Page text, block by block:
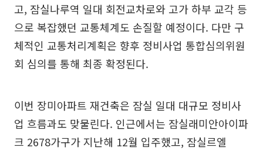
고, 잠실나루역 일대 회전교차로와 고가 하부 교각 등
으로 복잡했던 교통체계도 손질할 예정이다. 다만 구
체적인 교통처리계획은 향후 정비사업 통합심의위원
회 심의를 통해 최종 확정된다.
이번 장미아파트 재건축은 잠실 일대 대규모 정비사
업 흐름과도 맞물린다. 인근에서는 잠실래미안아이파
크 2678가구가 지난해 12월 입주했고, 잠실르엘